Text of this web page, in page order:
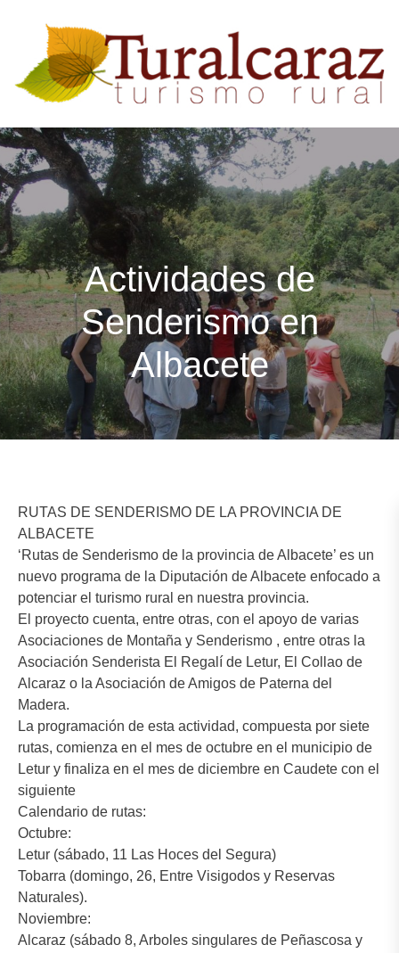
Actividades de
Senderismo en
Albacete
RUTAS DE SENDERISMO DE LA PROVINCIA DE
ALBACETE
‘Rutas de Senderismo de la provincia de Albacete’ es un
nuevo programa de la Diputación de Albacete enfocado a
potenciar el turismo rural en nuestra provincia.
El proyecto cuenta, entre otras, con el apoyo de varias
Asociaciones de Montaña y Senderismo , entre otras la
Asociación Senderista El Regalí de Letur, El Collao de
Alcaraz o la Asociación de Amigos de Paterna del
Madera.
La programación de esta actividad, compuesta por siete
rutas, comienza en el mes de octubre en el municipio de
Letur y finaliza en el mes de diciembre en Caudete con el
siguiente
Calendario de rutas:
Octubre:
Letur (sábado, 11 Las Hoces del Segura)
Tobarra (domingo, 26, Entre Visigodos y Reservas
Naturales).
Noviembre:
Alcaraz (sábado 8, Arboles singulares de Peñascosa y